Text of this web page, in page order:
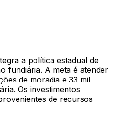
a política estadual de
fundiária. A meta é atender
de moradia e 33 mil
Os investimentos
de recursos